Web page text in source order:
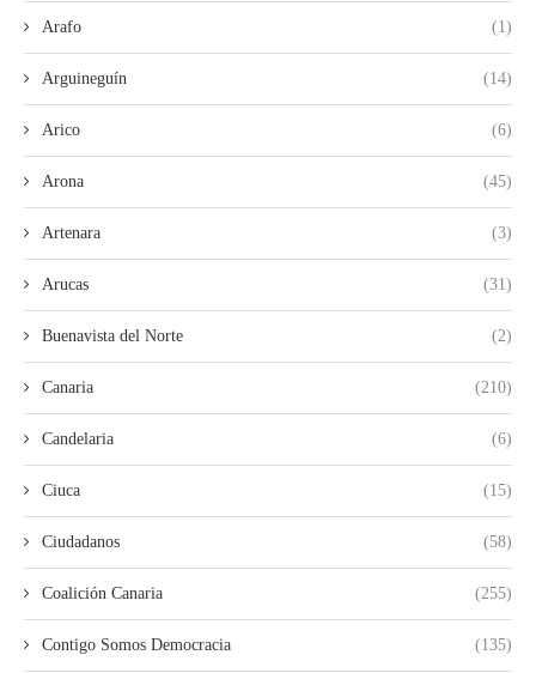
Arafo (1)
Arguineguín (14)
Arico (6)
Arona (45)
Artenara (3)
Arucas (31)
Buenavista del Norte (2)
Canaria (210)
Candelaria (6)
Ciuca (15)
Ciudadanos (58)
Coalición Canaria (255)
Contigo Somos Democracia (135)